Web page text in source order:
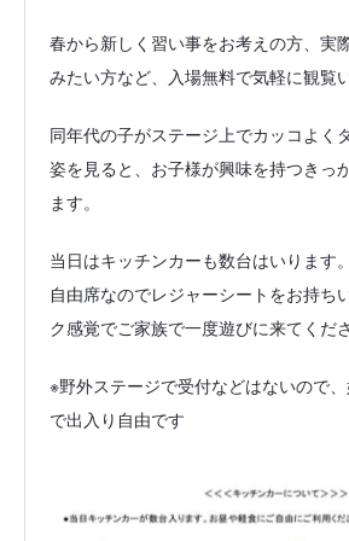
春から新しく習い事をお考えの方、実
みたい方など、入場無料で気軽に観覧
同年代の子がステージ上でカッコよく
姿を見ると、お子様が興味を持つきっ
ます。
当日はキッチンカーも数台はいります。
自由席なのでレジャーシートをお持ち
ク感覚でご家族で一度遊びに来てくだ
※野外ステージで受付などはないので
で出入り自由です